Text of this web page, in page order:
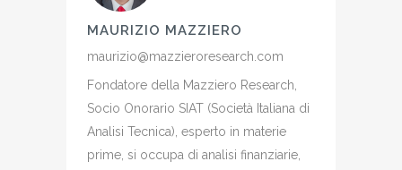
MAURIZIO MAZZIERO
maurizio@mazzieroresearch.com
Fondatore della Mazziero Research,
Socio Onorario SIAT (Società Italiana di
Analisi Tecnica), esperto in materie
prime, si occupa di analisi finanziarie,